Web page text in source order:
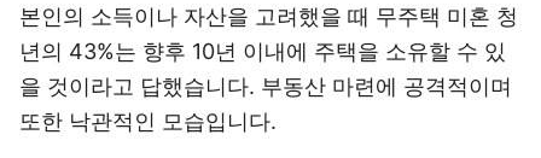
본인의 소득이나 자산을 고려했을 때 무주택 미혼 청
년의 43%는 향후 10년 이내에 주택을 소유할 수 있
을 것이라고 답했습니다. 부동산 마련에 공격적이며
또한 낙관적인 모습입니다.